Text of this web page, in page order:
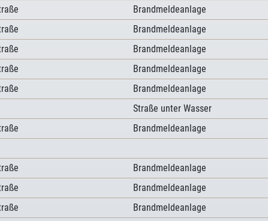
Brandmeldeanlage
Brandmeldeanlage
Brandmeldeanlage
Brandmeldeanlage
Brandmeldeanlage
Straße unter Wasser
Brandmeldeanlage
Brandmeldeanlage
Brandmeldeanlage
Brandmeldeanlage